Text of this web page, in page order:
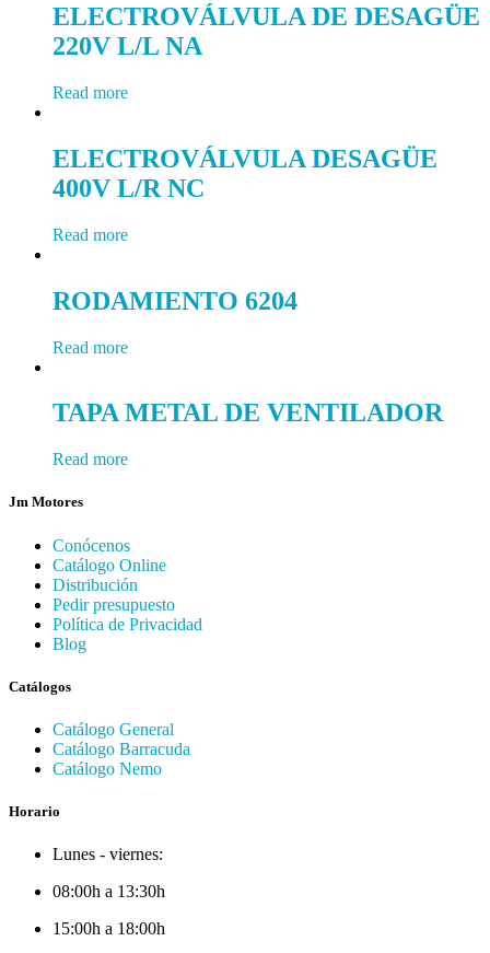
ELECTROVÁLVULA DE DESAGÜE
220V L/L NA
Read more
ELECTROVÁLVULA DESAGÜE
400V L/R NC
Read more
RODAMIENTO 6204
Read more
TAPA METAL DE VENTILADOR
Read more
Jm Motores
Conócenos
Catálogo Online
Distribución
Pedir presupuesto
Política de Privacidad
Blog
Catálogos
Catálogo General
Catálogo Barracuda
Catálogo Nemo
Horario
Lunes - viernes:
08:00h a 13:30h
15:00h a 18:00h